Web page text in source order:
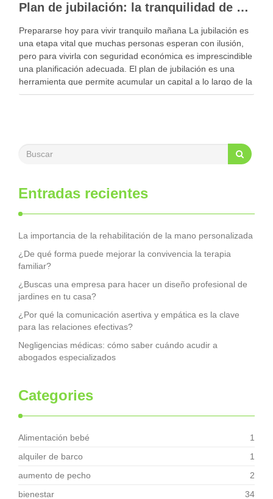
Plan de jubilación: la tranquilidad de delegar su gestión a expertos
Prepararse hoy para vivir tranquilo mañana La jubilación es
una etapa vital que muchas personas esperan con ilusión,
pero para vivirla con seguridad económica es imprescindible
una planificación adecuada. El plan de jubilación es una
herramienta que permite acumular un capital a lo largo de la
vida laboral con el …
Entradas recientes
La importancia de la rehabilitación de la mano personalizada
¿De qué forma puede mejorar la convivencia la terapia
familiar?
¿Buscas una empresa para hacer un diseño profesional de
jardines en tu casa?
¿Por qué la comunicación asertiva y empática es la clave
para las relaciones efectivas?
Negligencias médicas: cómo saber cuándo acudir a
abogados especializados
Categories
Alimentación bebé
1
alquiler de barco
1
aumento de pecho
2
bienestar
34